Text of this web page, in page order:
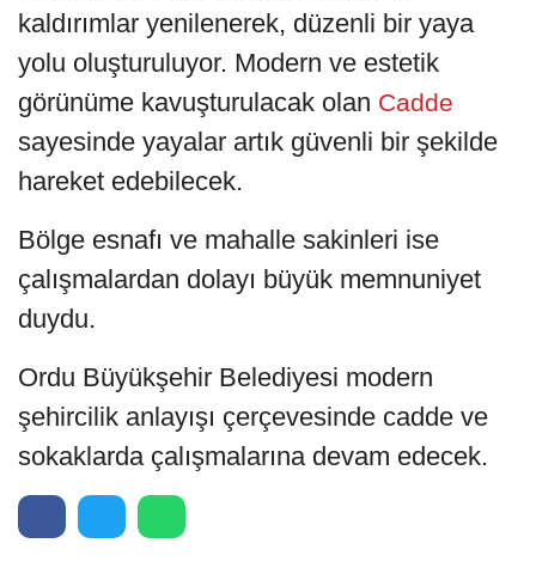
kaldırımlar yenilenerek, düzenli bir yaya
yolu oluşturuluyor. Modern ve estetik
görünüme kavuşturulacak olan Cadde
sayesinde yayalar artık güvenli bir şekilde
hareket edebilecek.
Bölge esnafı ve mahalle sakinleri ise
çalışmalardan dolayı büyük memnuniyet
duydu.
Ordu Büyükşehir Belediyesi modern
şehircilik anlayışı çerçevesinde cadde ve
sokaklarda çalışmalarına devam edecek.